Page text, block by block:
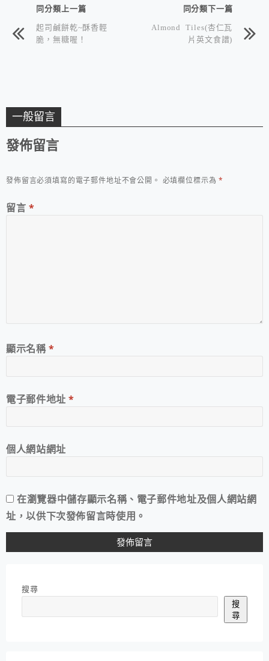
同分類上一篇
起司鹹餅乾~酥香輕
脆，無糖喔！
同分類下一篇
Almond Tiles(杏仁瓦
片英文食譜)
一般留言
發佈留言
發佈留言必須填寫的電子郵件地址不會公開。 必填欄位標示為*
留言 *
顯示名稱*
電子郵件地址*
個人網站網址
在瀏覽器中儲存顯示名稱、電子郵件地址及個人網站網
址，以供下次發佈留言時使用。
搜尋
搜
尋